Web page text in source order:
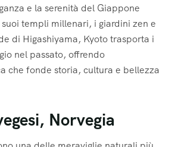
e la serenità del Giappone
templi millenari, i giardini zen e
di Higashiyama, Kyoto trasporta i
nel passato, offrendo
che fonde storia, cultura e bellezza
Norvegia